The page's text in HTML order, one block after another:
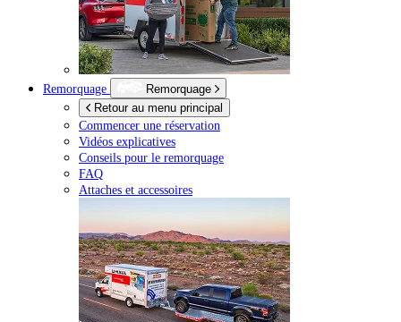
Remorquage
Remorquage
Retour au menu principal
Commencer une réservation
Vidéos explicatives
Conseils pour le remorquage
FAQ
Attaches et accessoires